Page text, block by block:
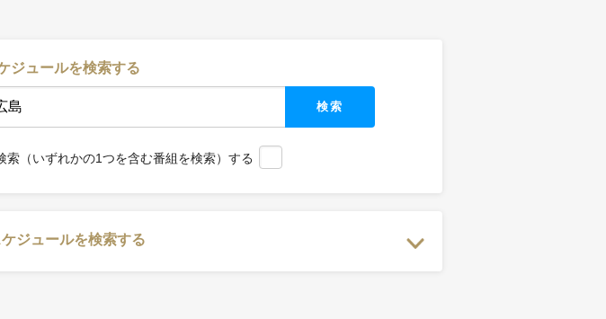
ジュールを検索する
検索
索（いずれかの1つを含む番組を検索）する
ジュールを検索する